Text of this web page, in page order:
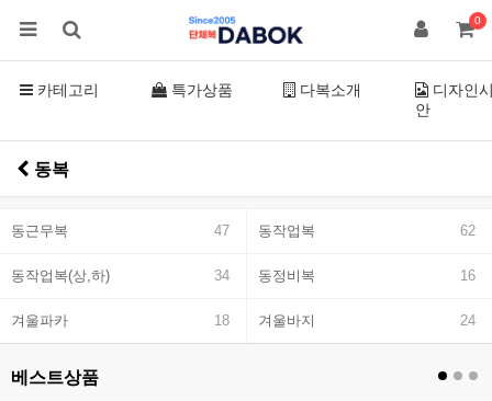
0
카테고리 특가상품 다복소개
디자인
안
동복
동근무복 47 동작업복 62
동작업복(상,하) 34 동정비복 16
겨울파카 18 겨울바지 24
베스트상품